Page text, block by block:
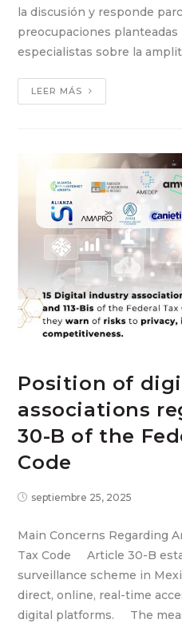
la discusión y responde
preocupaciones
especialistas sobre la
LEER MÁS
Position of
associations
30-B of the
Code
septiembre 25, 2025
Main Concerns Regarding
Tax Code Article 30-B
surveillance scheme in
direct, online, real-time
digital platforms. The